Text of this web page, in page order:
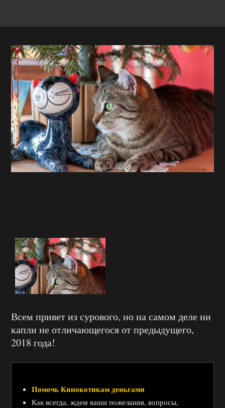
Всем привет из сурового, но на самом деле ни
капли не отличающегося от предыдущего,
2018 года!
Помочь Кинокотикам деньгами
Как всегда, ждем ваши пожелания, вопросы,